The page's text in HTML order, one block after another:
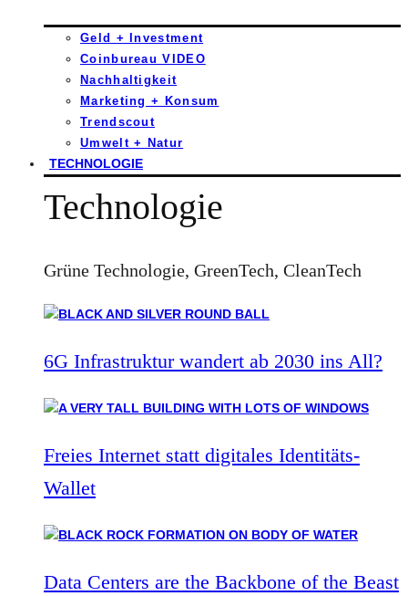
Geld + Investment
Coinbureau VIDEO
Nachhaltigkeit
Marketing + Konsum
Trendscout
Umwelt + Natur
TECHNOLOGIE
Technologie
Grüne Technologie, GreenTech, CleanTech
6G Infrastruktur wandert ab 2030 ins All?
Freies Internet statt digitales Identitäts-
Wallet
Data Centers are the Backbone of the Beast